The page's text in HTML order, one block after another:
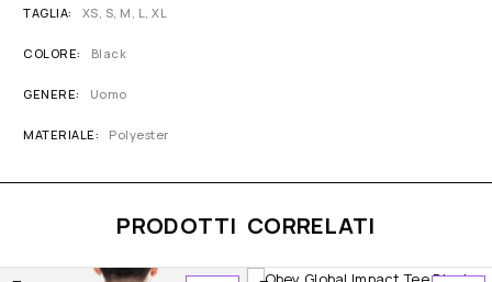
TAGLIA XS, S, M, L, XL
COLORE Black
GENERE Uomo
MATERIALE Polyester
PRODOTTI CORRELATI